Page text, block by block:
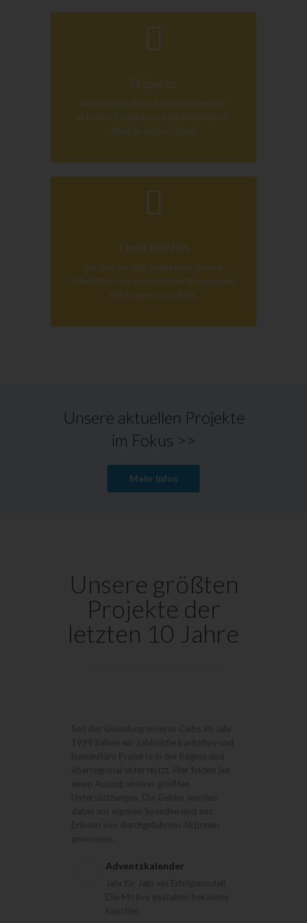
Projekte
Informieren Sie sich hier über unsere
aktuellen Projekte und die Möglichkeit,
diese zu unterstützen.
Lions treffen
Sie sind herzlich eingeladen, unsere
öffentlichen Veranstaltungen zu besuchen.
Wir freuen uns auf Sie.
Unsere aktuellen Projekte
im Fokus >>
Mehr Infos
Unsere größten
Projekte der
letzten 10 Jahre
Adventskalender